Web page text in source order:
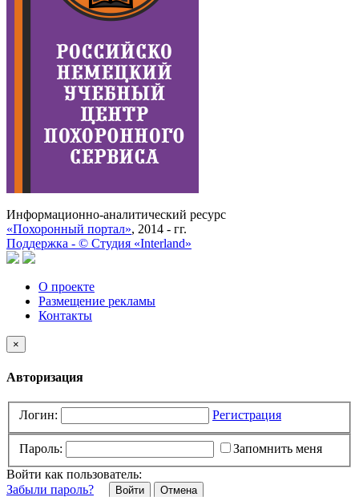
Информационно-аналитический ресурс
«Похоронный портал», 2014 - гг.
Поддержка - © Cтудия «Interland»
О проекте
Размещение рекламы
Контакты
×
Авторизация
Логин: Регистрация
Пароль:
Запомнить меня
Войти как пользователь:
Забыли пароль?
Отмена